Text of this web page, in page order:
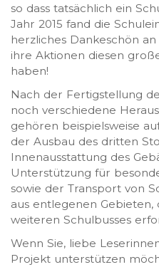
so dass tatsächlich ein
Jahr 2015 fand die
herzliches Dankeschön
ihre Aktionen diesen
haben!
Nach der Fertigstellung
noch verschiedene
gehören beispielsweise
der Ausbau des dritten
Innenausstattung des
Unterstützung für
sowie der Transport von
aus entlegenen Gebieten,
weiteren Schulbusses
Wenn Sie, liebe
Projekt unterstützen